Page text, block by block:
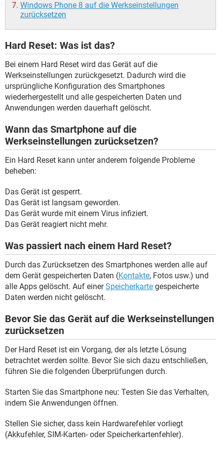
Windows Phone 8 auf die Werkseinstellungen
zurücksetzen
Hard Reset: Was ist das?
Bei einem Hard Reset wird das Gerät auf die
Werkseinstellungen zurückgesetzt. Dadurch wird die
ursprüngliche Konfiguration des Smartphones
wiederhergestellt und alle gespeicherten Daten und
Anwendungen werden dauerhaft gelöscht.
Wann das Smartphone auf die
Werkseinstellungen zurücksetzen?
Ein Hard Reset kann unter anderem folgende Probleme
beheben:
Das Gerät ist gesperrt.
Das Gerät ist langsam geworden.
Das Gerät wurde mit einem Virus infiziert.
Das Gerät reagiert nicht mehr.
Was passiert nach einem Hard Reset?
Durch das Zurücksetzen des Smartphones werden alle auf
dem Gerät gespeicherten Daten (Kontakte, Fotos usw.) und
alle Apps gelöscht. Auf einerSpeicherkarte gespeicherte
Daten werden nicht gelöscht.
Bevor Sie das Gerät auf die Werkseinstellungen
zurücksetzen
Der Hard Reset ist ein Vorgang, der als letzte Lösung
betrachtet werden sollte. Bevor Sie sich dazu entschließen,
führen Sie die folgenden Überprüfungen durch.
Starten Sie das Smartphone neu: Testen Sie das Verhalten,
indem Sie Anwendungen öffnen.
Stellen Sie sicher, dass kein Hardwarefehler vorliegt
(Akkufehler, SIM-Karten- oder Speicherkartenfehler).